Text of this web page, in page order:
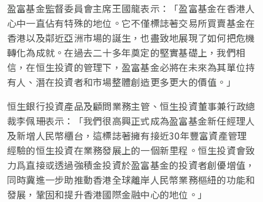
盈富基金監督委員會主席王國龍表示：「盈富基金在香港人
心中一直佔有特殊的地位。它不僅標誌著交易所買賣基金在
香港以及鄰近亞洲市場的誕生，也盡致地展現了如何把危機
轉化為成就。在過去二十多年奠定的堅實基礎上，我們相
信，在恒生投資的管理下，盈富基金必將在未來為其單位持
有人、潛在投資者和市場整體創造更多更大的價值。」
恒生銀行投資產品及顧問業務主管、恒生投資董事兼行政總
裁李佩珊表示：「我們很高興正式成為盈富基金新任經理人
及新增人民幣櫃台，這標誌著擁有接近30年豐富資產管理
經驗的恒生投資在業務發展上的一個新里程。恒生投資會致
力爲直接或透過強積金投資於盈富基金的投資者創優增值，
同時冀進一步助推動香港全球離岸人民幣業務樞紐的功能和
發展，鞏固和提升香港國際金融中心的地位。」